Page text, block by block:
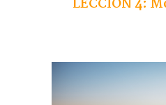
LECCIÓN 4: